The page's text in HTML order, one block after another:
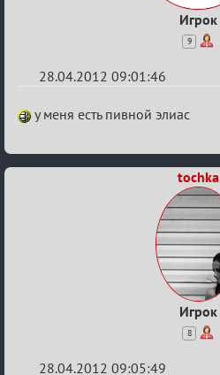
Игрок
9
28.04.2012 09:01:46
Re:
мероприятия
приветствуются)
у меня есть пивной элиас
tochka
Игрок
8
28.04.2012 09:05:49